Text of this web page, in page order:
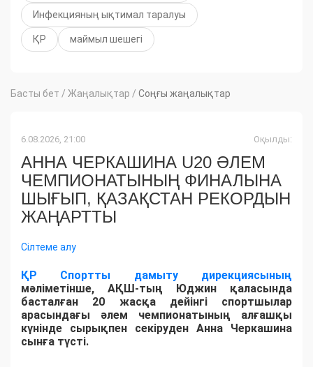
Инфекцияның ықтимал таралуы
ҚР маймыл шешегі
Басты бет / Жаңалықтар / Соңғы жаңалықтар
6.08.2026, 21:00 Оқылды:
АННА ЧЕРКАШИНА U20 ӘЛЕМ
ЧЕМПИОНАТЫНЫҢ ФИНАЛЫНА
ШЫҒЫП, ҚАЗАҚСТАН РЕКОРДЫН
ЖАҢАРТТЫ
Сілтеме алу
ҚР Спортты дамыту дирекциясының
мәліметінше, АҚШ-тың Юджин қаласында
басталған 20 жасқа дейінгі спортшылар
арасындағы әлем чемпионатының алғашқы
күнінде сырықпен секіруден Анна Черкашина
сынға түсті.